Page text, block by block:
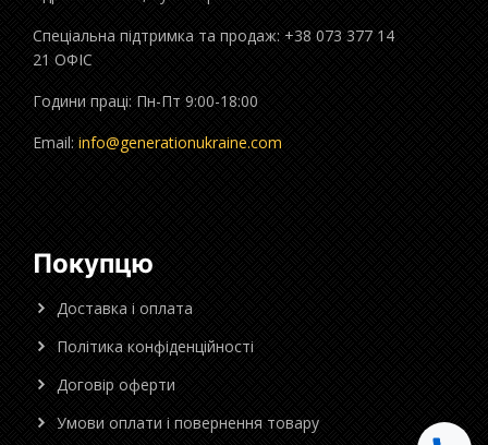
Спеціальна підтримка та продаж: +38 073 377 14
21 ОФІС
Години праці: Пн-Пт 9:00-18:00
Email: info@generationukraine.com
Покупцю
Доставка і оплата
Політика конфіденційності
Договір оферти
Умови оплати і повернення товару